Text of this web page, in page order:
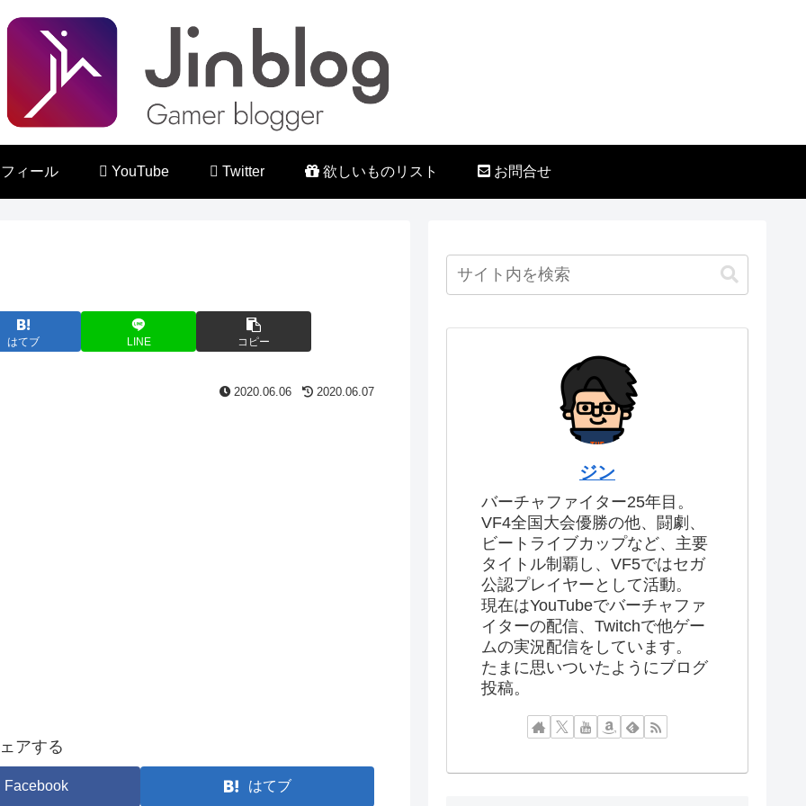
ィール YouTube Twitter 欲しいものリスト お問合せ
はてブ LINE コピー
2020.06.06 2020.06.07
アする
Facebook はてブ
ジン
バーチャファイター25年目。
VF4全国大会優勝の他、闘劇、
ビートライブカップなど、主要
タイトル制覇し、VF5ではセガ
公認プレイヤーとして活動。
現在はYouTubeでバーチャファ
イターの配信、Twitchで他ゲー
ムの実況配信をしています。
たまに思いついたようにブログ
投稿。